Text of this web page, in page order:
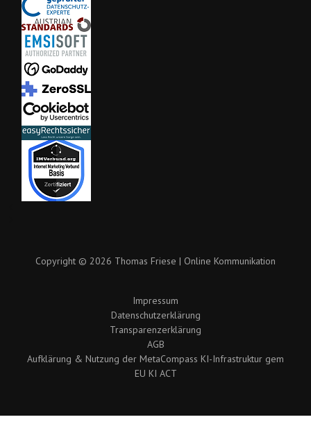
Copyright © 2026 Thomas Friese | Online Kommunikation
Impressum
Datenschutzerklärung
Transparenzerklärung
AGB
Aufklärung & Nutzung der MetaCompass KI-Infrastruktur gem
EU KI ACT